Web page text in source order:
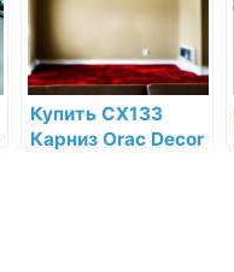
Купить CX133
Карниз Orac Decor